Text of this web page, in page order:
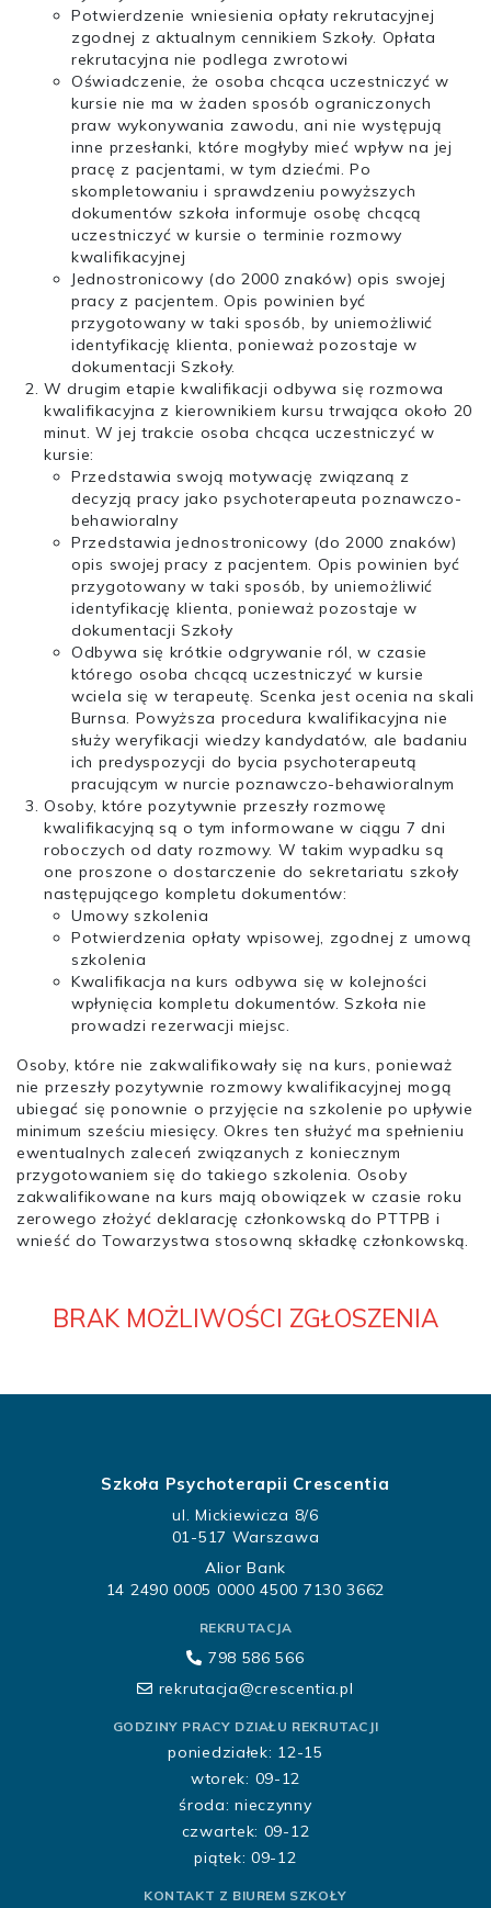
Potwierdzenie wniesienia opłaty rekrutacyjnej
zgodnej z aktualnym cennikiem Szkoły. Opłata
rekrutacyjna nie podlega zwrotowi
Oświadczenie, że osoba chcąca uczestniczyć w
kursie nie ma w żaden sposób ograniczonych
praw wykonywania zawodu, ani nie występują
inne przesłanki, które mogłyby mieć wpływ na jej
pracę z pacjentami, w tym dziećmi. Po
skompletowaniu i sprawdzeniu powyższych
dokumentów szkoła informuje osobę chcącą
uczestniczyć w kursie o terminie rozmowy
kwalifikacyjnej
Jednostronicowy (do 2000 znaków) opis swojej
pracy z pacjentem. Opis powinien być
przygotowany w taki sposób, by uniemożliwić
identyfikację klienta, ponieważ pozostaje w
dokumentacji Szkoły.
W drugim etapie kwalifikacji odbywa się rozmowa
kwalifikacyjna z kierownikiem kursu trwająca około 20
minut. W jej trakcie osoba chcąca uczestniczyć w
kursie:
Przedstawia swoją motywację związaną z
decyzją pracy jako psychoterapeuta poznawczo-
behawioralny
Przedstawia jednostronicowy (do 2000 znaków)
opis swojej pracy z pacjentem. Opis powinien być
przygotowany w taki sposób, by uniemożliwić
identyfikację klienta, ponieważ pozostaje w
dokumentacji Szkoły
Odbywa się krótkie odgrywanie ról, w czasie
którego osoba chcącą uczestniczyć w kursie
wciela się w terapeutę. Scenka jest ocenia na skali
Burnsa. Powyższa procedura kwalifikacyjna nie
służy weryfikacji wiedzy kandydatów, ale badaniu
ich predyspozycji do bycia psychoterapeutą
pracującym w nurcie poznawczo-behawioralnym
Osoby, które pozytywnie przeszły rozmowę
kwalifikacyjną są o tym informowane w ciągu 7 dni
roboczych od daty rozmowy. W takim wypadku są
one proszone o dostarczenie do sekretariatu szkoły
następującego kompletu dokumentów:
Umowy szkolenia
Potwierdzenia opłaty wpisowej, zgodnej z umową
szkolenia
Kwalifikacja na kurs odbywa się w kolejności
wpłynięcia kompletu dokumentów. Szkoła nie
prowadzi rezerwacji miejsc.
Osoby, które nie zakwalifikowały się na kurs, ponieważ
nie przeszły pozytywnie rozmowy kwalifikacyjnej mogą
ubiegać się ponownie o przyjęcie na szkolenie po upływie
minimum sześciu miesięcy. Okres ten służyć ma spełnieniu
ewentualnych zaleceń związanych z koniecznym
przygotowaniem się do takiego szkolenia. Osoby
zakwalifikowane na kurs mają obowiązek w czasie roku
zerowego złożyć deklarację członkowską do PTTPB i
wnieść do Towarzystwa stosowną składkę członkowską.
BRAK MOŻLIWOŚCI ZGŁOSZENIA
Szkoła Psychoterapii Crescentia
ul. Mickiewicza 8/6
01-517 Warszawa
Alior Bank
14 2490 0005 0000 4500 7130 3662
REKRUTACJA
798 586 566
rekrutacja@crescentia.pl
GODZINY PRACY DZIAŁU REKRUTACJI
poniedziałek: 12-15
wtorek: 09-12
środa: nieczynny
czwartek: 09-12
piątek: 09-12
KONTAKT Z BIUREM SZKOŁY